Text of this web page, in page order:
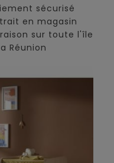
sécurisé
en magasin
sur toute l'île
Réunion